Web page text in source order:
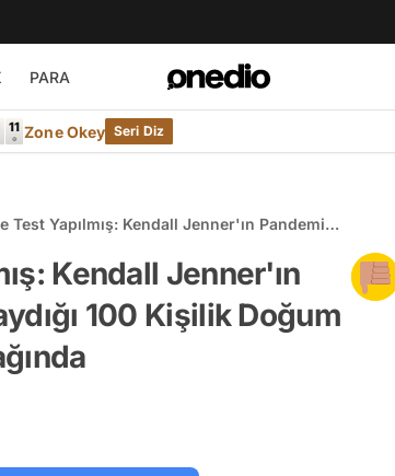
PARA
Zone Okey Seri Diz
Test Yapılmış: Kendall Jenner'ın Pandemi
Kendall Jenner'ın
100 Kişilik Doğum